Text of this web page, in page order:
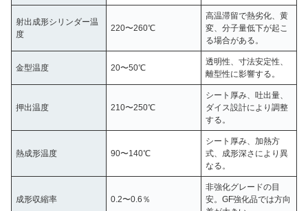
射出成形シリンダー温
度
220〜260℃
高温滞留で熱劣化、黄
変、分子量低下が起こ
る場合がある。
金型温度 20〜50℃
透明性、寸法安定性、
離型性に影響する。
押出温度 210〜250℃
シート厚み、吐出量、
ダイス設計により調整
する。
熱成形温度 90〜140℃
シート厚み、加熱方
式、成形深さにより異
なる。
成形収縮率 0.2〜0.6％
非強化グレードの目
安。GF強化品では方向